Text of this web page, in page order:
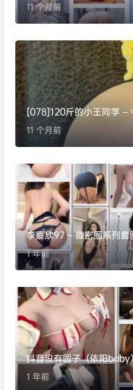
11 个月前
[078]120斤的小王同学 –
11 个月前
李嘉欣97 – 微密圈系列
1 年前
抖音没有圆子（依阳
1 年前